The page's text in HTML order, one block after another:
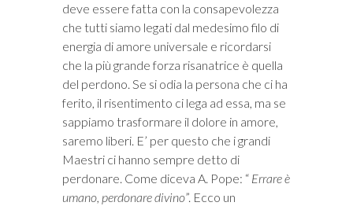
deve essere fatta con la consapevolezza
che tutti siamo legati dal medesimo filo di
energia di amore universale e ricordarsi
che la più grande forza risanatrice è quella
del perdono. Se si odia la persona che ci ha
ferito, il risentimento ci lega ad essa, ma se
sappiamo trasformare il dolore in amore,
saremo liberi. E’ per questo che i grandi
Maestri ci hanno sempre detto di
perdonare. Come diceva A. Pope: “ Errare è
umano, perdonare divino”. Ecco un